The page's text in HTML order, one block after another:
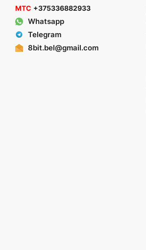
МТС +375336882933
Whatsapp
Telegram
8bit.bel@gmail.com